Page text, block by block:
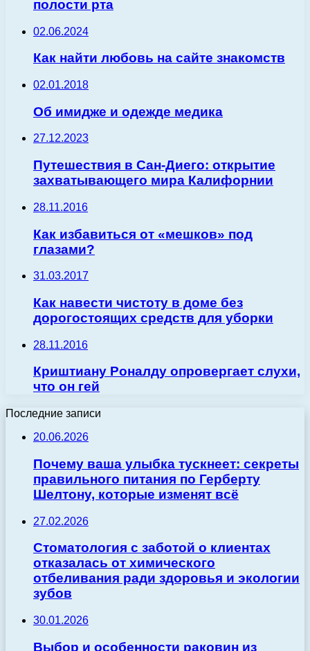
полости рта
02.06.2024
Как найти любовь на сайте знакомств
02.01.2018
Об имидже и одежде медика
27.12.2023
Путешествия в Сан-Диего: открытие
захватывающего мира Калифорнии
28.11.2016
Как избавиться от «мешков» под
глазами?
31.03.2017
Как навести чистоту в доме без
дорогостоящих средств для уборки
28.11.2016
Криштиану Роналду опровергает слухи,
что он гей
Последние записи
20.06.2026
Почему ваша улыбка тускнеет: секреты
правильного питания по Герберту
Шелтону, которые изменят всё
27.02.2026
Стоматология с заботой о клиентах
отказалась от химического
отбеливания ради здоровья и экологии
зубов
30.01.2026
Выбор и особенности раковин из